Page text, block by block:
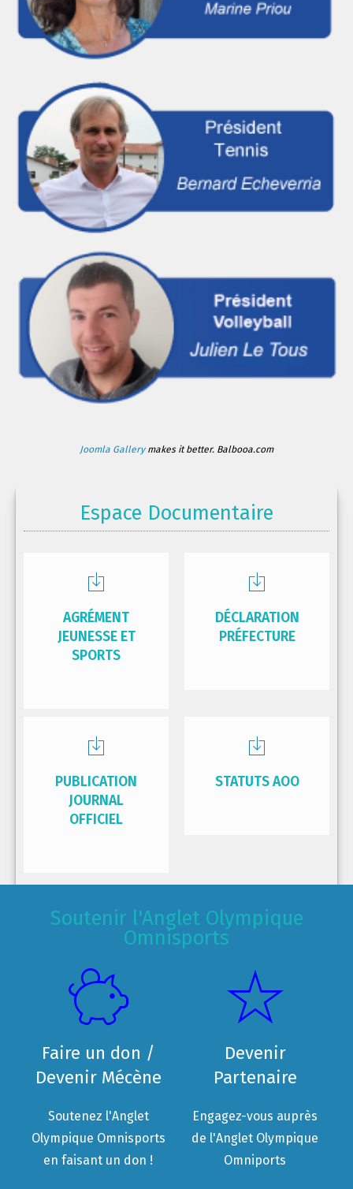
Joomla Gallerymakes it better. Balbooa.com
Espace Documentaire
AGRÉMENT
JEUNESSE ET
SPORTS
DÉCLARATION
PRÉFECTURE
PUBLICATION
JOURNAL
OFFICIEL
STATUTS AOO
Soutenir l'Anglet Olympique
Omnisports
Faire un don /
Devenir Mécène
Soutenez l'Anglet
Olympique Omnisports
en faisant un don !
Devenir
Partenaire
Engagez-vous auprès
de l'Anglet Olympique
Omniports